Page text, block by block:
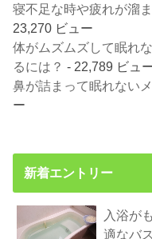
寝不足な時や疲れが溜
23,270 ビュー
体がムズムズして眠れ
るには？ - 22,789 ビュ
鼻が詰まって眠れない
ー
新着エントリー
入浴が
適なバ